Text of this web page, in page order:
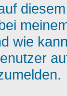
wie